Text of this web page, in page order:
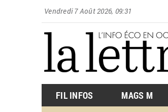
Vendredi 7 Août 2026, 09:31
FIL INFOS MAGS M